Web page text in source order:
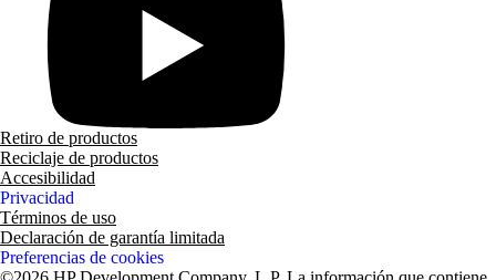
Retiro de productos
Reciclaje de productos
Accesibilidad
Privacidad
Términos de uso
Declaración de garantía limitada
Preferencias de cookies